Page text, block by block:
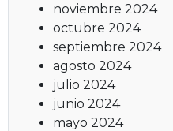
noviembre 2024
octubre 2024
septiembre 2024
agosto 2024
julio 2024
junio 2024
mayo 2024